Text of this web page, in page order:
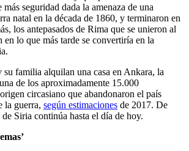
seguridad dada la amenaza de una
natal en la década de 1860, y terminaron en
los antepasados de Rima que se unieron al
en lo que más tarde se convertiría en la
familia alquilan una casa en Ankara, la
de los aproximadamente 15.000
circasiano que abandonaron el país
la guerra, según estimaciones de 2017. De
Siria continúa hasta el día de hoy.